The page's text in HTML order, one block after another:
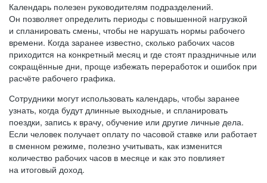
Календарь полезен руководителям подразделений.
Он позволяет определить периоды с повышенной нагрузкой
и спланировать смены, чтобы не нарушать нормы рабочего
времени. Когда заранее известно, сколько рабочих часов
приходится на конкретный месяц и где стоят праздничные или
сокращённые дни, проще избежать переработок и ошибок при
расчёте рабочего графика.
Сотрудники могут использовать календарь, чтобы заранее
узнать, когда будут длинные выходные, и спланировать
поездки, запись к врачу, обучение или другие личные дела.
Если человек получает оплату по часовой ставке или работает
в сменном режиме, полезно учитывать, как изменится
количество рабочих часов в месяце и как это повлияет
на итоговый доход.